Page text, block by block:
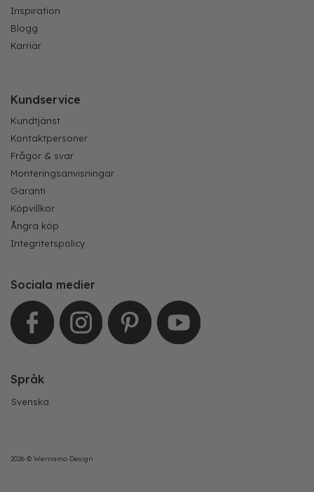
Inspiration
Blogg
Karriär
Kundservice
Kundtjänst
Kontaktpersoner
Frågor & svar
Monteringsanvisningar
Garanti
Köpvillkor
Ångra köp
Integritetspolicy
Sociala medier
Språk
Svenska
2026 © Wernamo Design